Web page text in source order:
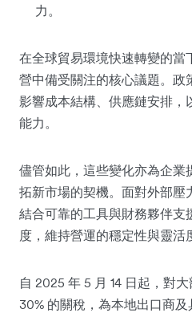
力。
在全球貿易環境快速轉變的當
營中備受關注的核心議題。政
影響成本結構、供應鏈安排，
能力。
儘管如此，這些變化亦為企業
拓新市場的契機。面對外部壓
結合可靠的工具與財務夥伴支
度，維持營運的穩定性與靈活
自 2025 年 5 月 14 日起，對
30% 的關稅，為本地出口商